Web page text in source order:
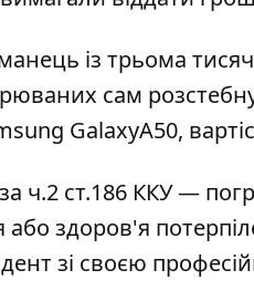
із трьома
сам
GalaxyA50,
ч.2 ст.186 ККУ —
здоров'я
зі своєю